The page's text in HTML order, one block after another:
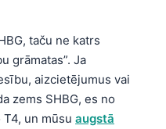
taču ne katrs
grāmatas”. Ja
aizcietējumus vai
zems SHBG, es no
un mūsu augstā